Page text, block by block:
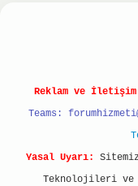
Reklam ve
Teams:
Yasal Uyarı:
Teknolojileri ve